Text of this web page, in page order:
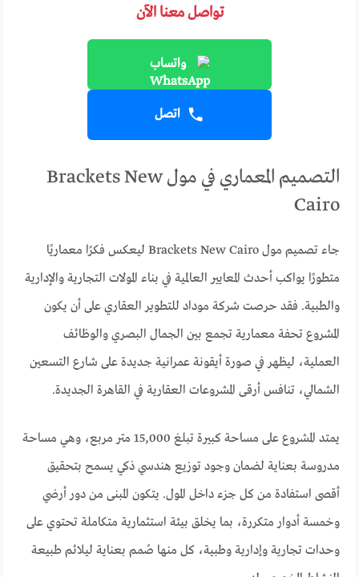
تواصل معنا الآن
واتساب
اتصل
التصميم المعماري في مول Brackets New
Cairo
جاء تصميم مول Brackets New Cairo ليعكس فكرًا معماريًا
متطورًا يواكب أحدث المعايير العالمية في بناء المولات التجارية والإدارية
والطبية. فقد حرصت شركة موداد للتطوير العقاري على أن يكون
المشروع تحفة معمارية تجمع بين الجمال البصري والوظائف
العملية، ليظهر في صورة أيقونة عمرانية جديدة على شارع التسعين
الشمالي، تنافس أرقى المشروعات العقارية في القاهرة الجديدة.
يمتد المشروع على مساحة كبيرة تبلغ 15,000 متر مربع، وهي مساحة
مدروسة بعناية لضمان وجود توزيع هندسي ذكي يسمح بتحقيق
أقصى استفادة من كل جزء داخل المول. يتكون المبنى من دور أرضي
وخمسة أدوار متكررة، بما يخلق بيئة استثمارية متكاملة تحتوي على
وحدات تجارية وإدارية وطبية، كل منها صُمم بعناية ليلائم طبيعة